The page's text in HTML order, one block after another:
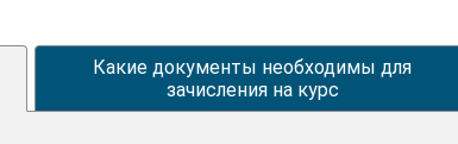
Какие документы необходимы для
зачисления на курс